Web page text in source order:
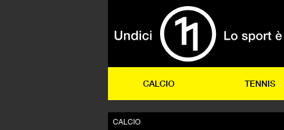
CALCIO TENNIS
CALCIO